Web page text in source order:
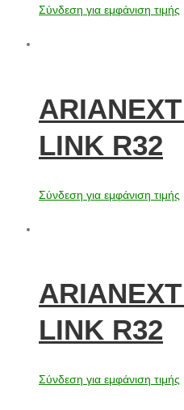
Σύνδεση για εμφάνιση τιμής
LINK R32
Σύνδεση για εμφάνιση τιμής
LINK R32
Σύνδεση για εμφάνιση τιμής